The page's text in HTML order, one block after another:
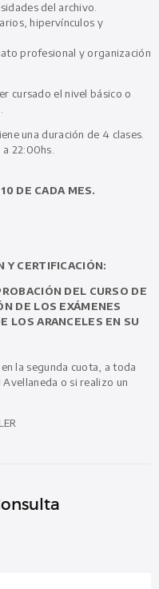
del archivo.
hipervínculos y
profesional y organización
cursado el nivel básico o
una duración de 4 clases.
22:00hs.
DE CADA MES.
Y CERTIFICACIÓN:
DEL CURSO DE
DE LOS EXÁMENES
LOS ARANCELES EN SU
la segunda cuota, a toda
o si realizo un